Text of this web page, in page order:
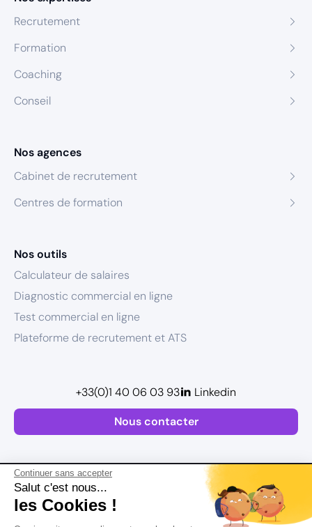
Continuer sans accepter
Salut c'est nous...
les Cookies !
Recrutement
Formation
Coaching
Conseil
Nos agences
Cabinet de recrutement
Centres de formation
Nos outils
Calculateur de salaires
Diagnostic commercial en ligne
Test commercial en ligne
Plateforme de recrutement et ATS
Nous contacter
+33(0)1 40 06 03 93 Linkedin